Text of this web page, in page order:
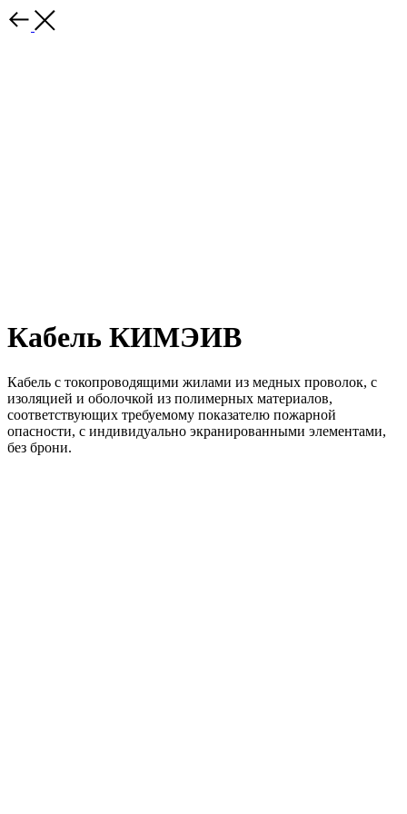
Кабель КИМЭИВ
Кабель с токопроводящими жилами из медных проволок, с
изоляцией и оболочкой из полимерных материалов,
соответствующих требуемому показателю пожарной
опасности, с индивидуально экранированными элементами,
без брони.